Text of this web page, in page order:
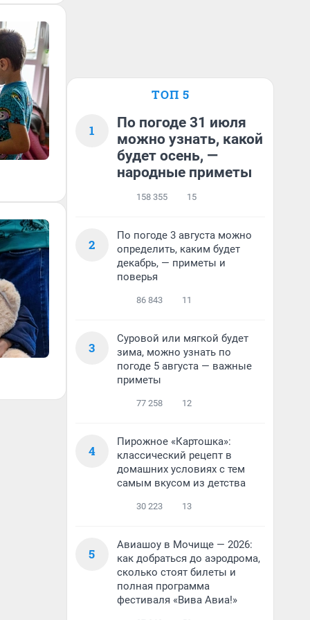
ТОП 5
1
По погоде 31 июля
можно узнать, какой
будет осень, —
народные приметы
158 355 15
2
По погоде 3 августа можно
определить, каким будет
декабрь, — приметы и
поверья
86 843 11
3
Суровой или мягкой будет
зима, можно узнать по
погоде 5 августа — важные
приметы
77 258 12
4
Пирожное «Картошка»:
классический рецепт в
домашних условиях с тем
самым вкусом из детства
30 223 13
5
Авиашоу в Мочище — 2026:
как добраться до аэродрома,
сколько стоят билеты и
полная программа
фестиваля «Вива Авиа!»